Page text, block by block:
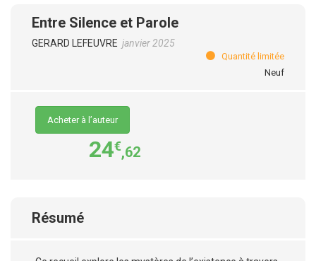
Entre Silence et Parole
GERARD LEFEUVRE janvier 2025
Quantité limitée
Neuf
Acheter à l’auteur
24€,62
Résumé